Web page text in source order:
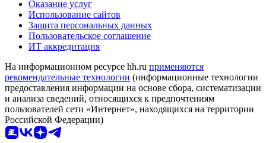
Оказание услуг
Использование сайтов
Защита персональных данных
Пользовательское соглашение
ИТ аккредитация
На информационном ресурсе hh.ru применяются
рекомендательные технологии (информационные технологии
предоставления информации на основе сбора, систематизации
и анализа сведений, относящихся к предпочтениям
пользователей сети «Интернет», находящихся на территории
Российской Федерации)